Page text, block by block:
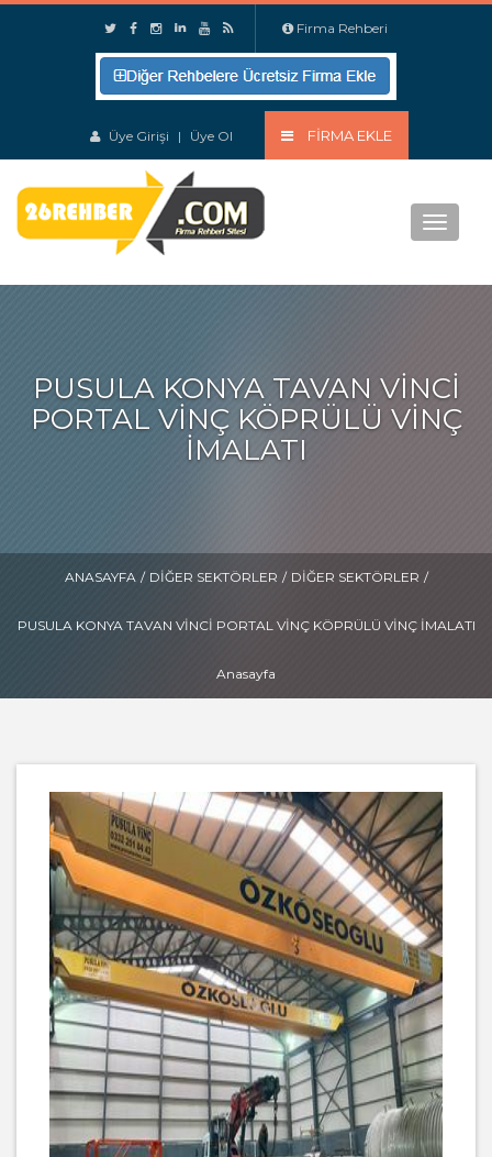
Firma Rehberi
Üye Girişi | Üye Ol FIRMA EKLE
Menu
PUSULA KONYA TAVAN VINCI
PORTAL VINÇ KÖPRÜLÜ VINÇ
IMALATI
ANASAYFA / DIĞER SEKTÖRLER / DIĞER SEKTÖRLER /
PUSULA KONYA TAVAN VINCI PORTAL VINÇ KÖPRÜLÜ VINÇ IMALATI
Anasayfa